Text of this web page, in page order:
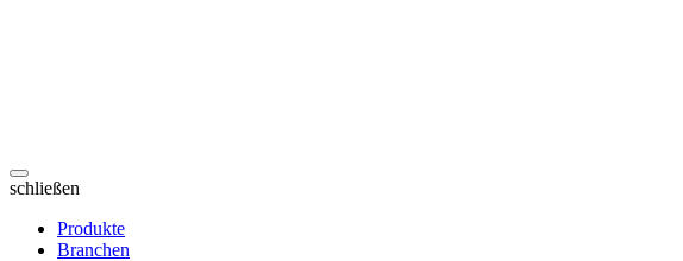
schließen
Produkte
Branchen